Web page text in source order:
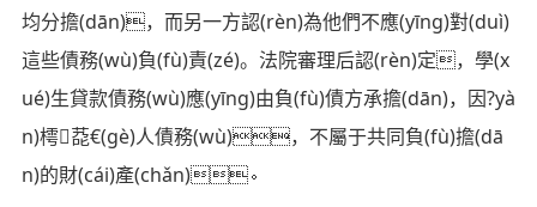
均分擔(dān)，而另一方認(rèn)為他們不應(yīng)對(duì)
這些債務(wù)負(fù)責(zé)。法院審理后認(rèn)定，學(x
ué)生貸款債務(wù)應(yīng)由負(fù)債方承擔(dān)，因?yà
n)樗莻€(gè)人債務(wù)，不屬于共同負(fù)擔(dā
n)的財(cái)產(chǎn)。